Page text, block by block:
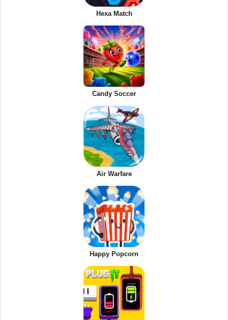
Hexa Match
Candy Soccer
Air Warfare
Happy Popcorn